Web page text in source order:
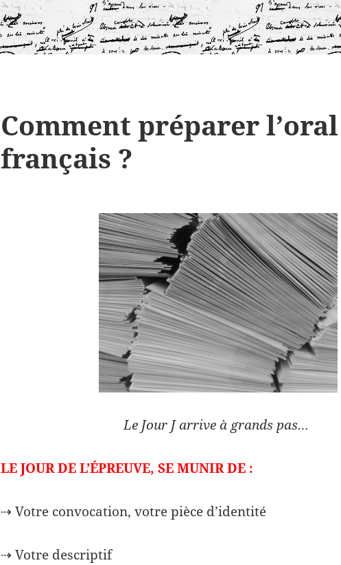
Comment préparer
français ?
Le Jour J arrive à grands pas…
LE JOUR DE L’ÉPREUVE, SE MUNIR DE :
⇢ Votre convocation, votre pièce d’identité
⇢ Votre descriptif